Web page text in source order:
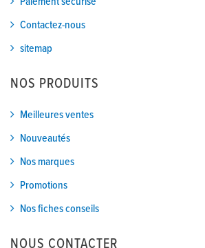
Contactez-nous
sitemap
NOS PRODUITS
Meilleures ventes
Nouveautés
Nos marques
Promotions
Nos fiches conseils